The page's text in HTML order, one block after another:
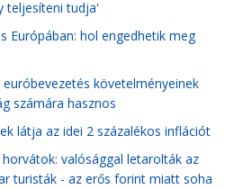
teljesíteni tudja'
Európában: hol engedhetik meg
követelményeinek
számára hasznos
látja az idei 2 százalékos inflációt
valósággal letarolták az
turisták - az erős forint miatt soha